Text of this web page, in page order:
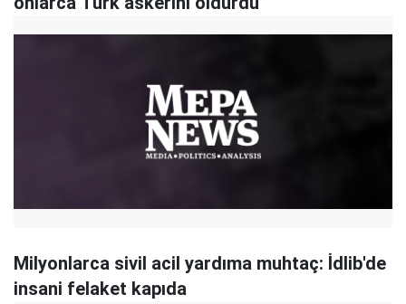
Milyonlarca sivil acil yardıma muhtaç: İdlib'de
insani felaket kapıda